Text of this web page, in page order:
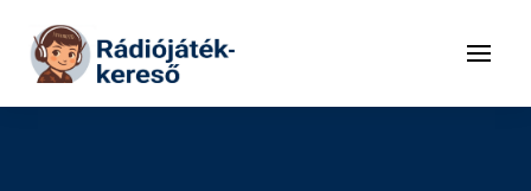
Tovább a tartalomhoz
Menü